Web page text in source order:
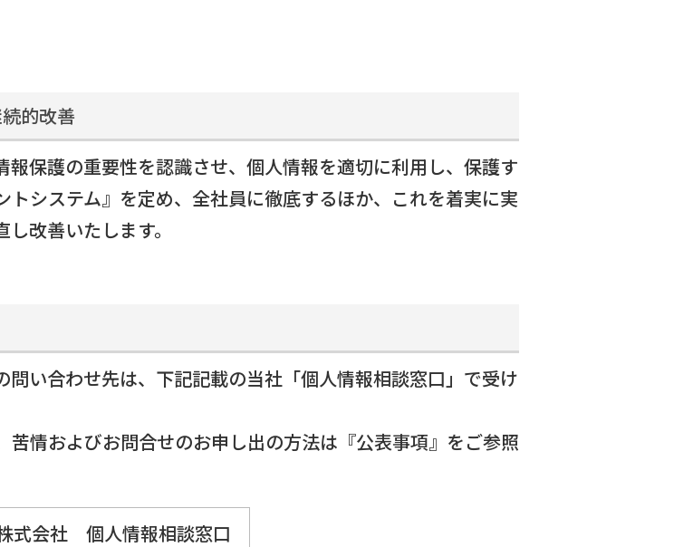
的改善
報保護の重要性を認識させ、個人情報を適切に利用し、保護す
トシステム』を定め、全社員に徹底するほか、これを着実に実
改善いたします。
い合わせ先は、下記記載の当社「個人情報相談窓口」で受け
苦情およびお問合せのお申し出の方法は『公表事項』をご参照
式会社 個人情報相談窓口